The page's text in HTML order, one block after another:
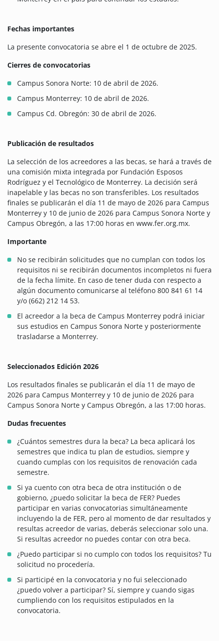
Fechas importantes
La presente convocatoria se abre el 1 de octubre de 2025.
Cierres de convocatorias
Campus Sonora Norte: 10 de abril de 2026.
Campus Monterrey: 10 de abril de 2026.
Campus Cd. Obregón: 30 de abril de 2026.
Publicación de resultados
La selección de los acreedores a las becas, se hará a través de
una comisión mixta integrada por Fundación Esposos
Rodríguez y el Tecnológico de Monterrey. La decisión será
inapelable y las becas no son transferibles. Los resultados
finales se publicarán el día 11 de mayo de 2026 para Campus
Monterrey y 10 de junio de 2026 para Campus Sonora Norte y
Campus Obregón, a las 17:00 horas en www.fer.org.mx.
Importante
No se recibirán solicitudes que no cumplan con todos los
requisitos ni se recibirán documentos incompletos ni fuera
de la fecha límite. En caso de tener duda con respecto a
algún documento comunicarse al teléfono 800 841 61 14
y/o (662) 212 14 53.
El acreedor a la beca de Campus Monterrey podrá iniciar
sus estudios en Campus Sonora Norte y posteriormente
trasladarse a Monterrey.
Seleccionados Edición 2026
Los resultados finales se publicarán el día 11 de mayo de
2026 para Campus Monterrey y 10 de junio de 2026 para
Campus Sonora Norte y Campus Obregón, a las 17:00 horas.
Dudas frecuentes
¿Cuántos semestres dura la beca? La beca aplicará los
semestres que indica tu plan de estudios, siempre y
cuando cumplas con los requisitos de renovación cada
semestre.
Si ya cuento con otra beca de otra institución o de
gobierno, ¿puedo solicitar la beca de FER? Puedes
participar en varias convocatorias simultáneamente
incluyendo la de FER, pero al momento de dar resultados y
resultas acreedor de varias, deberás seleccionar solo una.
Si resultas acreedor no puedes contar con otra beca.
¿Puedo participar si no cumplo con todos los requisitos? Tu
solicitud no procedería.
Si participé en la convocatoria y no fui seleccionado
¿puedo volver a participar? Sí, siempre y cuando sigas
cumpliendo con los requisitos estipulados en la
convocatoria.